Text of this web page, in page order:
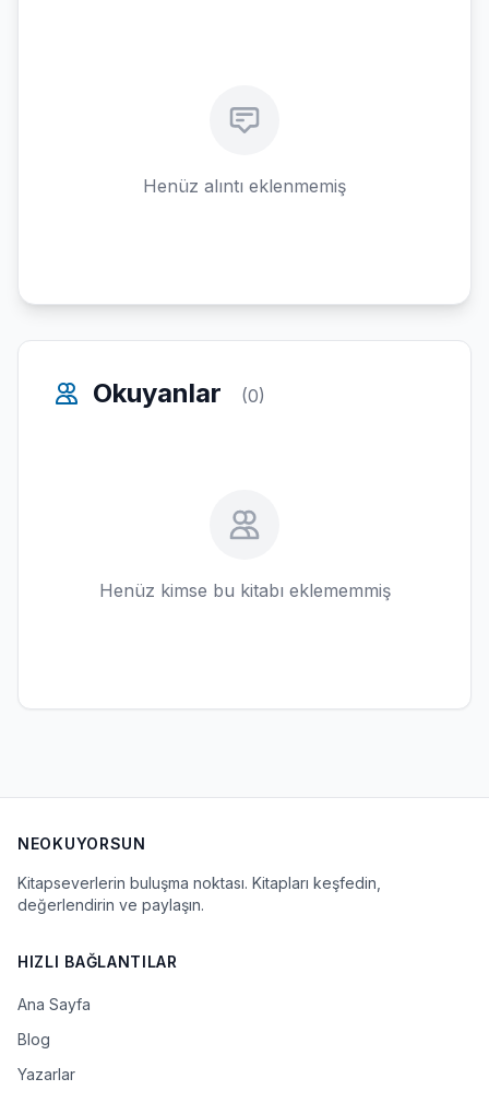
Henüz alıntı eklenmemiş
Okuyanlar (0)
Henüz kimse bu kitabı eklememmiş
NEOKUYORSUN
Kitapseverlerin buluşma noktası. Kitapları keşfedin,
değerlendirin ve paylaşın.
HIZLI BAĞLANTILAR
Ana Sayfa
Blog
Yazarlar